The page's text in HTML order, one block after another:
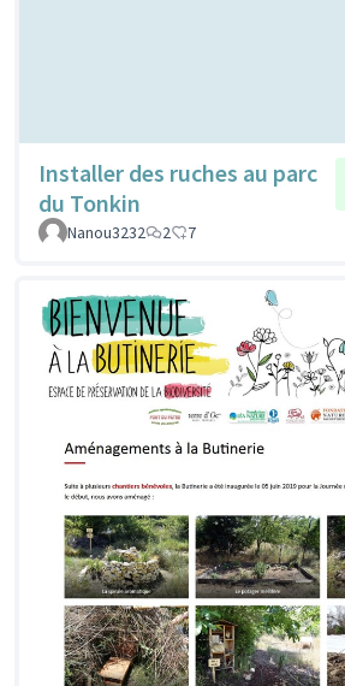
Installer des ruches au parc
du Tonkin
Nanou3232
2 7